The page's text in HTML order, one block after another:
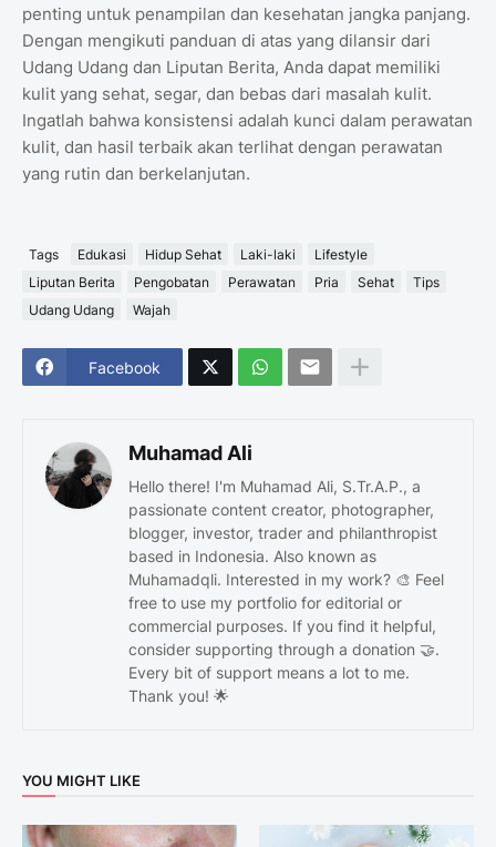
penting untuk penampilan dan kesehatan jangka panjang.
Dengan mengikuti panduan di atas yang dilansir dari
Udang Udang dan Liputan Berita, Anda dapat memiliki
kulit yang sehat, segar, dan bebas dari masalah kulit.
Ingatlah bahwa konsistensi adalah kunci dalam perawatan
kulit, dan hasil terbaik akan terlihat dengan perawatan
yang rutin dan berkelanjutan.
Tags Edukasi Hidup Sehat Laki-laki
Lifestyle
Liputan Berita
Pengobatan Perawatan Pria Sehat
Tips
Udang Udang
Wajah
Facebook
Muhamad Ali
Hello there! I'm Muhamad Ali, S.Tr.A.P., a
passionate content creator, photographer,
blogger, investor, trader and philanthropist
based in Indonesia. Also known as
Muhamadqli. Interested in my work? 🎨 Feel
free to use my portfolio for editorial or
commercial purposes. If you find it helpful,
consider supporting through a donation 🤝.
Every bit of support means a lot to me.
Thank you! 🌟
YOU MIGHT LIKE